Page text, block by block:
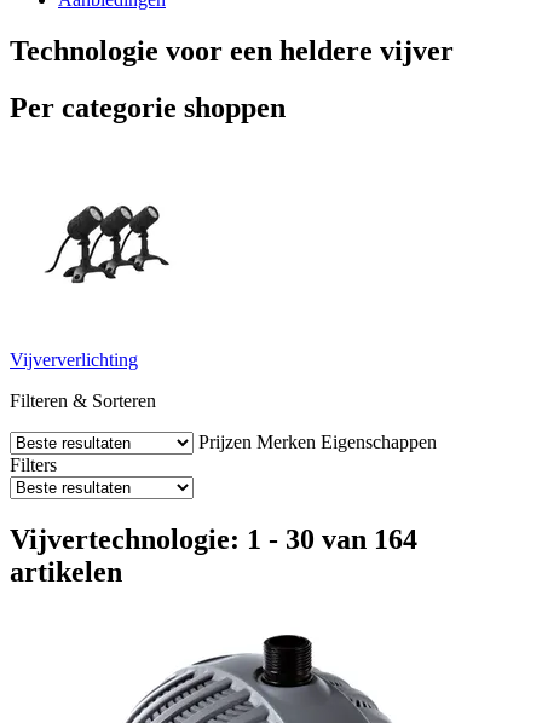
Technologie voor een heldere vijver
Per categorie shoppen
Vijververlichting
Filteren & Sorteren
Prijzen Merken Eigenschappen
Filters
Vijvertechnologie: 1 - 30 van 164
artikelen